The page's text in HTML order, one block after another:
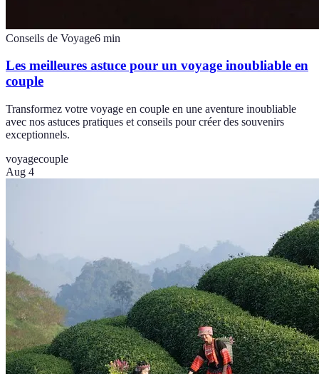
Conseils de Voyage6 min
Les meilleures astuce pour un voyage inoubliable en
couple
Transformez votre voyage en couple en une aventure inoubliable
avec nos astuces pratiques et conseils pour créer des souvenirs
exceptionnels.
voyagecouple
Aug 4